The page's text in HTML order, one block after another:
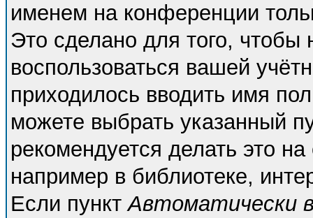
именем на конференции
Это сделано для того, чтобы
воспользоваться вашей
приходилось вводить имя
можете выбрать указанный
рекомендуется делать это
например в библиотеке,
Если пунктАвтоматически